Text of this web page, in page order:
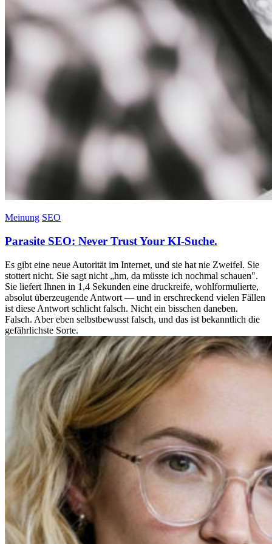
Meinung SEO
Parasite SEO: Never Trust Your KI-Suche.
Es gibt eine neue Autorität im Internet, und sie hat nie Zweifel. Sie
stottert nicht. Sie sagt nicht „hm, da müsste ich nochmal schauen".
Sie liefert Ihnen in 1,4 Sekunden eine druckreife, wohlformulierte,
absolut überzeugende Antwort — und in erschreckend vielen Fällen
ist diese Antwort schlicht falsch. Nicht ein bisschen daneben.
Falsch. Aber eben selbstbewusst falsch, und das ist bekanntlich die
gefährlichste Sorte.